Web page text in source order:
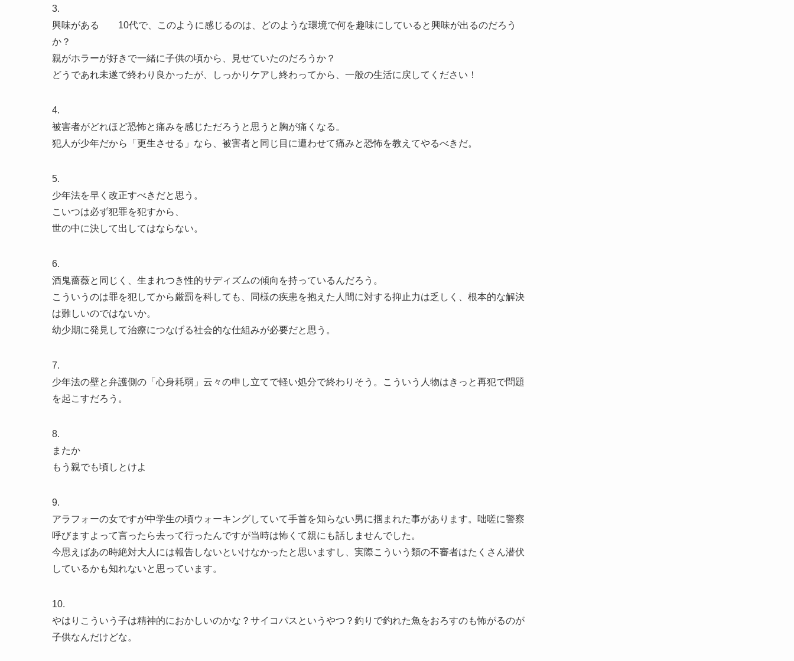
3.
興味がある 10代で、このように感じるのは、どのような環境で何を趣味にしていると興味が出るのだろう
か？
親がホラーが好きで一緒に子供の頃から、見せていたのだろうか？
どうであれ未遂で終わり良かったが、しっかりケアし終わってから、一般の生活に戻してください！
4.
被害者がどれほど恐怖と痛みを感じただろうと思うと胸が痛くなる。
犯人が少年だから「更生させる」なら、被害者と同じ目に遭わせて痛みと恐怖を教えてやるべきだ。
5.
少年法を早く改正すべきだと思う。
こいつは必ず犯罪を犯すから、
世の中に決して出してはならない。
6.
酒鬼薔薇と同じく、生まれつき性的サディズムの傾向を持っているんだろう。
こういうのは罪を犯してから厳罰を科しても、同様の疾患を抱えた人間に対する抑止力は乏しく、根本的な解決
は難しいのではないか。
幼少期に発見して治療につなげる社会的な仕組みが必要だと思う。
7.
少年法の壁と弁護側の「心身耗弱」云々の申し立てで軽い処分で終わりそう。こういう人物はきっと再犯で問題
を起こすだろう。
8.
またか
もう親でも頃しとけよ
9.
アラフォーの女ですが中学生の頃ウォーキングしていて手首を知らない男に掴まれた事があります。咄嗟に警察
呼びますよって言ったら去って行ったんですが当時は怖くて親にも話しませんでした。
今思えばあの時絶対大人には報告しないといけなかったと思いますし、実際こういう類の不審者はたくさん潜伏
しているかも知れないと思っています。
10.
やはりこういう子は精神的におかしいのかな？サイコパスというやつ？釣りで釣れた魚をおろすのも怖がるのが
子供なんだけどな。